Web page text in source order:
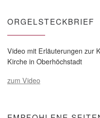
ORGELSTECKBRIEF
Video mit Erläuterungen zur
Kirche in Oberhöchstadt
zum Video